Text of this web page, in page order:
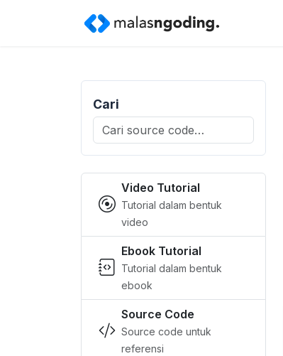
Cari
Search
for:
Video Tutorial
Tutorial dalam bentuk
video
Ebook Tutorial
Tutorial dalam bentuk
ebook
Source Code
Source code untuk
referensi